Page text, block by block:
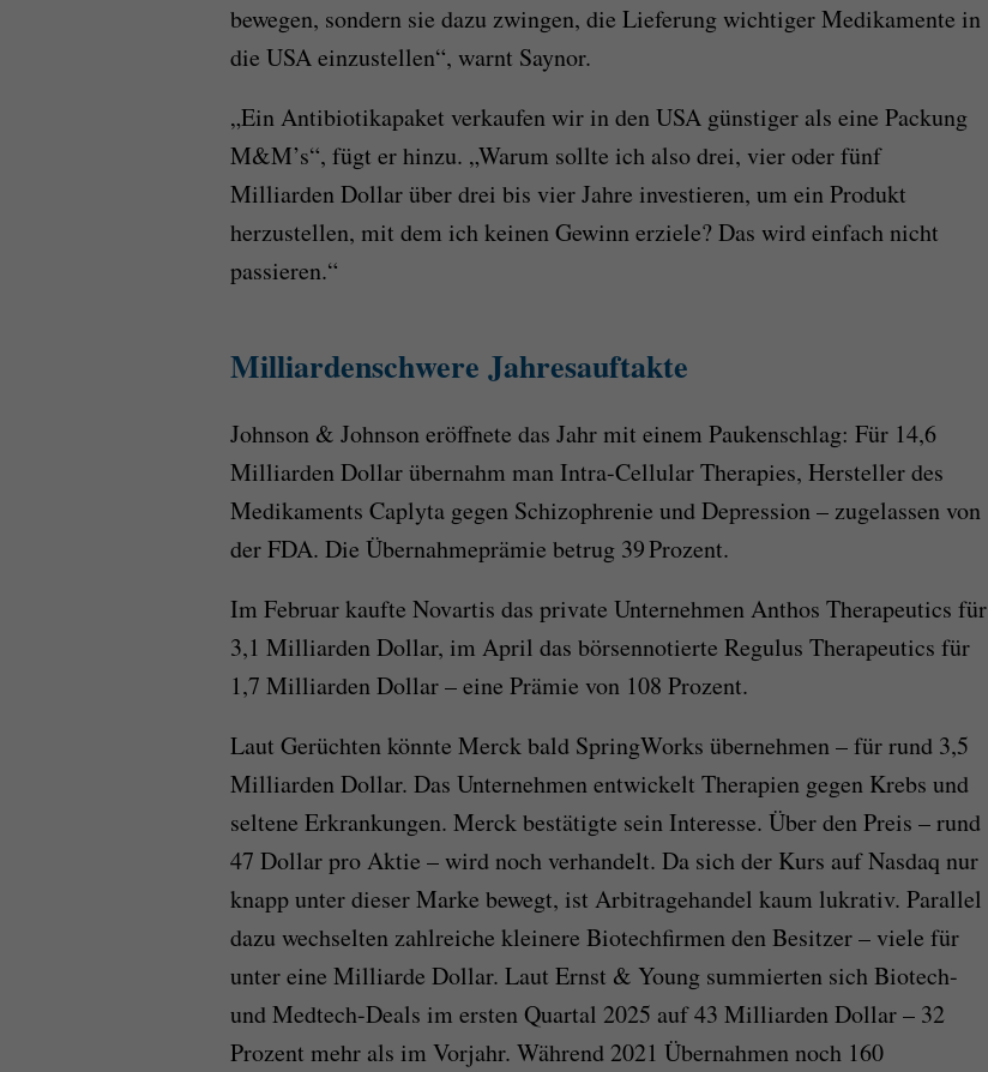
bewegen, sondern sie dazu zwingen, die Lieferung wichtiger Medikamente in
die USA einzustellen“, warnt Saynor.
„Ein Antibiotikapaket verkaufen wir in den USA günstiger als eine Packung
M&M’s“, fügt er hinzu. „Warum sollte ich also drei, vier oder fünf
Milliarden Dollar über drei bis vier Jahre investieren, um ein Produkt
herzustellen, mit dem ich keinen Gewinn erziele? Das wird einfach nicht
passieren.“
Milliardenschwere Jahresauftakte
Johnson & Johnson eröffnete das Jahr mit einem Paukenschlag: Für 14,6
Milliarden Dollar übernahm man Intra-Cellular Therapies, Hersteller des
Medikaments Caplyta gegen Schizophrenie und Depression – zugelassen von
der FDA. Die Übernahmeprämie betrug 39 Prozent.
Im Februar kaufte Novartis das private Unternehmen Anthos Therapeutics für
3,1 Milliarden Dollar, im April das börsennotierte Regulus Therapeutics für
1,7 Milliarden Dollar – eine Prämie von 108 Prozent.
Laut Gerüchten könnte Merck bald SpringWorks übernehmen – für rund 3,5
Milliarden Dollar. Das Unternehmen entwickelt Therapien gegen Krebs und
seltene Erkrankungen. Merck bestätigte sein Interesse. Über den Preis – rund
47 Dollar pro Aktie – wird noch verhandelt. Da sich der Kurs auf Nasdaq nur
knapp unter dieser Marke bewegt, ist Arbitragehandel kaum lukrativ. Parallel
dazu wechselten zahlreiche kleinere Biotechfirmen den Besitzer – viele für
unter eine Milliarde Dollar. Laut Ernst & Young summierten sich Biotech-
und Medtech-Deals im ersten Quartal 2025 auf 43 Milliarden Dollar – 32
Prozent mehr als im Vorjahr. Während 2021 Übernahmen noch 160